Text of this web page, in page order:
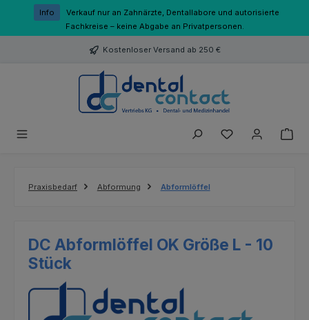
Zum Hauptinhalt springen
Info
Verkauf nur an Zahnärzte, Dentallabore und autorisierte
Fachkreise – keine Abgabe an Privatpersonen.
Kostenloser Versand ab 250 €
Du hast 0
Praxisbedarf Abformung Abformlöffel
DC Abformlöffel OK Größe L - 10
Stück